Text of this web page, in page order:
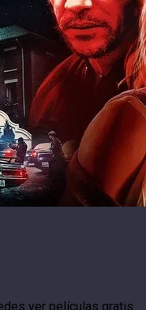
ver películas gratis